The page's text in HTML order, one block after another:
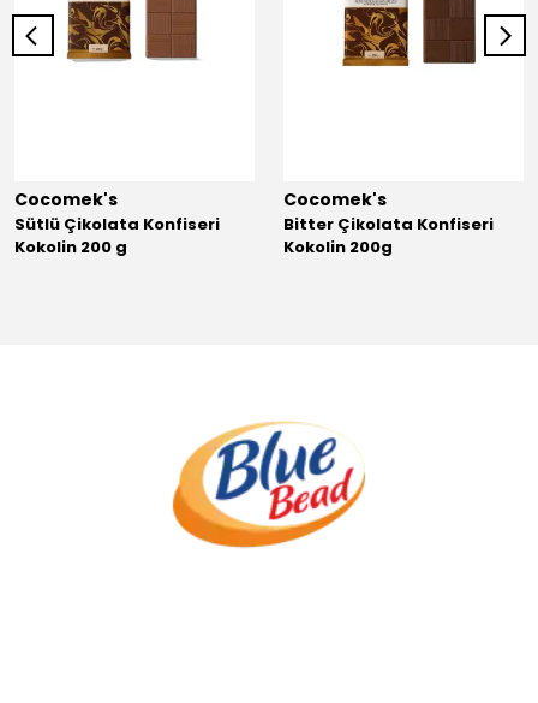
Cocomek's
Sütlü Çikolata Konfiseri
Kokolin 200 g
Cocomek's
Bitter Çikolata Konfiseri
Kokolin 200g